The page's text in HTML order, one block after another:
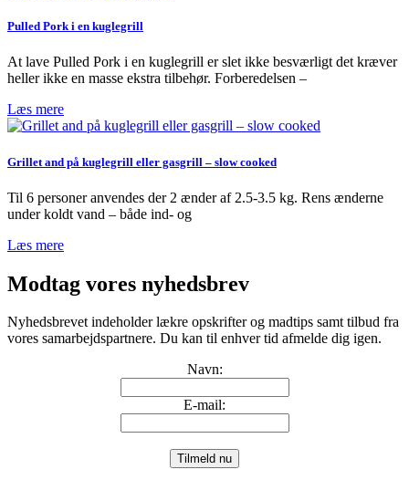
Pulled Pork i en kuglegrill
At lave Pulled Pork i en kuglegrill er slet ikke besværligt det kræver
heller ikke en masse ekstra tilbehør. Forberedelsen –
Læs mere
Grillet and på kuglegrill eller gasgrill – slow cooked
Til 6 personer anvendes der 2 ænder af 2.5-3.5 kg. Rens ænderne
under koldt vand – både ind- og
Læs mere
Modtag vores nyhedsbrev
Nyhedsbrevet indeholder lækre opskrifter og madtips samt tilbud fra
vores samarbejdspartnere. Du kan til enhver tid afmelde dig igen.
Navn:
E-mail: